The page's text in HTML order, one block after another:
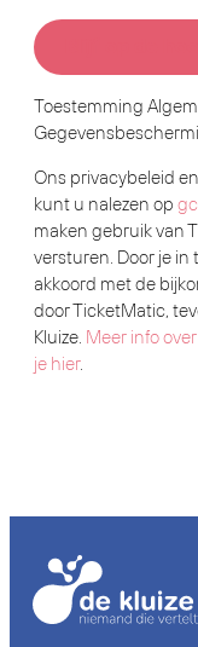
Toestemming
Ons privacybeleid
kunt u nalezen op
maken gebruik van
versturen. Door je in
akkoord met de
door TicketMatic,
Kluize. Meer info
je hier.